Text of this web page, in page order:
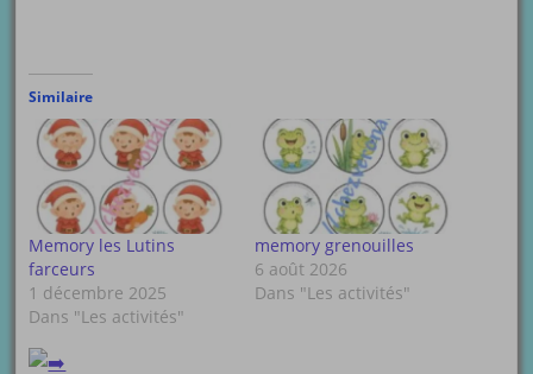
Similaire
Memory les Lutins
farceurs
1 décembre 2025
Dans "Les activités"
memory grenouilles
6 août 2026
Dans "Les activités"